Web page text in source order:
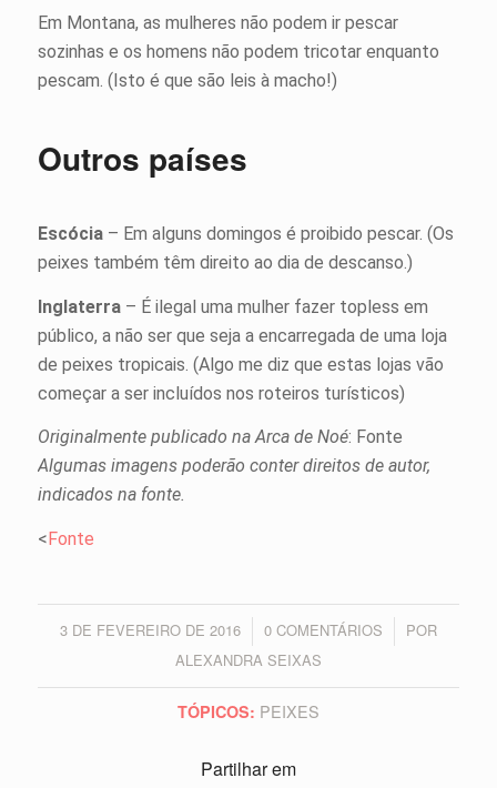
Em Montana, as mulheres não podem ir pescar
sozinhas e os homens não podem tricotar enquanto
pescam. (Isto é que são leis à macho!)
Outros países
Escócia– Em alguns domingos é proibido pescar. (Os
peixes também têm direito ao dia de descanso.)
Inglaterra– É ilegal uma mulher fazer topless em
público, a não ser que seja a encarregada de uma loja
de peixes tropicais. (Algo me diz que estas lojas vão
começar a ser incluídos nos roteiros turísticos)
Originalmente publicado na Arca de Noé: Fonte
Algumas imagens poderão conter direitos de autor,
indicados na fonte.
<Fonte
3 DE FEVEREIRO DE 2016
/ 0 COMENTÁRIOS
/
POR
ALEXANDRA SEIXAS
TÓPICOS: PEIXES
Partilhar em